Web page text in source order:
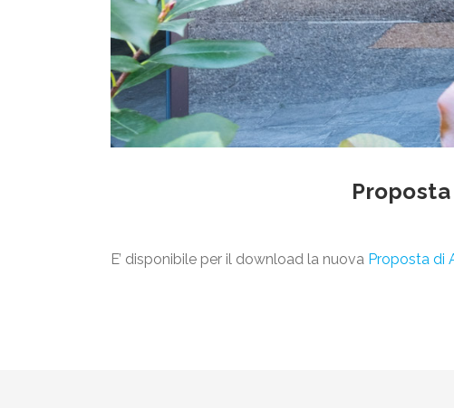
E’ disponibile per il download la nuova Proposta di